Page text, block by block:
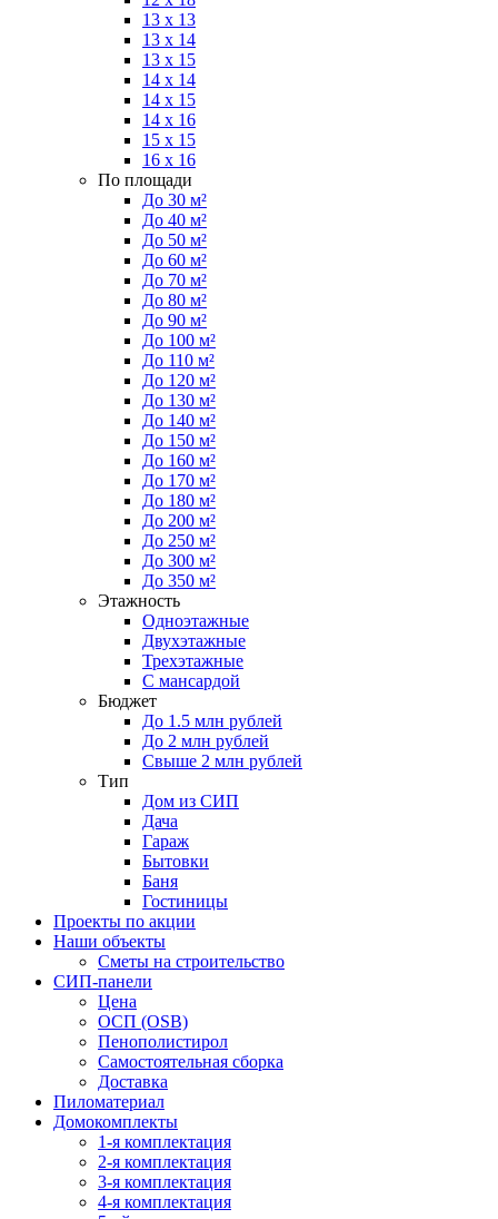
13 x 13
13 x 14
13 x 15
14 x 14
14 x 15
14 x 16
15 x 15
16 x 16
По площади
До 30 м²
До 40 м²
До 50 м²
До 60 м²
До 70 м²
До 80 м²
До 90 м²
До 100 м²
До 110 м²
До 120 м²
До 130 м²
До 140 м²
До 150 м²
До 160 м²
До 170 м²
До 180 м²
До 200 м²
До 250 м²
До 300 м²
До 350 м²
Этажность
Одноэтажные
Двухэтажные
Трехэтажные
С мансардой
Бюджет
До 1.5 млн рублей
До 2 млн рублей
Свыше 2 млн рублей
Тип
Дом из СИП
Дача
Гараж
Бытовки
Баня
Гостиницы
Проекты по акции
Наши объекты
Сметы на строительство
СИП-панели
Цена
ОСП (OSB)
Пенополистирол
Самостоятельная сборка
Доставка
Пиломатериал
Домокомплекты
1-я комплектация
2-я комплектация
3-я комплектация
4-я комплектация